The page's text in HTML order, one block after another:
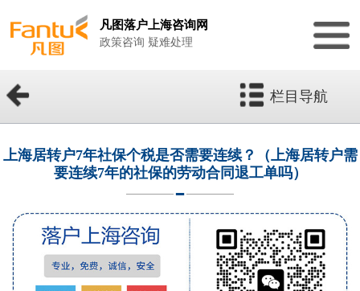
凡图落户上海咨询网
政策咨询 疑难处理
栏目导航
上海居转户7年社保个税是否需要连续？（上海居转户需
要连续7年的社保的劳动合同退工单吗）